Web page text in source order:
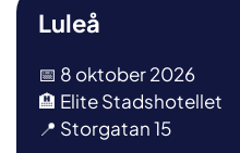
Luleå
📅 8 oktober 2026
🏨 Elite Stadshotellet
📍 Storgatan 15